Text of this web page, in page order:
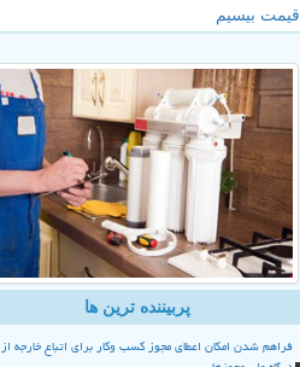
قیمت بیسیم
پربیننده ترین ها
فراهم شدن امکان اعطای مجوز کسب وکار برای اتباع خارجه از